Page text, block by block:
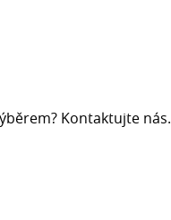
Kontaktujte nás.